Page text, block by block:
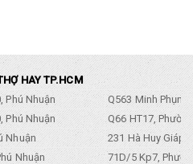
HAY TP.HCM
Phú Nhuận
Q563 Minh
Phú Nhuận
Q66 HT17,
Nhuận
231 Hà Huy Giáp,
Nhuận
71D/5 Kp7,